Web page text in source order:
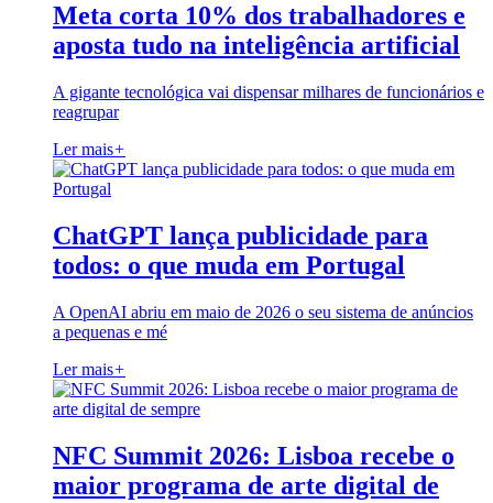
Meta corta 10% dos trabalhadores e
aposta tudo na inteligência artificial
A gigante tecnológica vai dispensar milhares de funcionários e
reagrupar
Ler mais+
ChatGPT lança publicidade para
todos: o que muda em Portugal
A OpenAI abriu em maio de 2026 o seu sistema de anúncios
a pequenas e mé
Ler mais+
NFC Summit 2026: Lisboa recebe o
maior programa de arte digital de